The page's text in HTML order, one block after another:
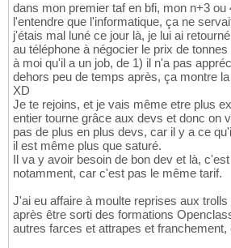
dans mon premier taf en bfi, mon n+3 ou
l'entendre que l'informatique, ça ne
j'étais mal luné ce jour là, je lui ai
au téléphone à négocier le prix de
à moi qu'il a un job, de 1) il n'a pas
dehors peu de temps après, ça montre
XD
Je te rejoins, et je vais même etre plus
entier tourne grâce aux devs et donc on
pas de plus en plus devs, car il y a ce
il est même plus que saturé.
Il va y avoir besoin de bon dev et là,
notamment, car c'est pas le même tarif.
J'ai eu affaire à moulte reprises aux
après être sorti des formations
autres farces et attrapes et franchement,